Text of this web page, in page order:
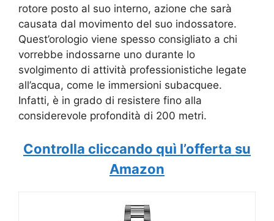
rotore posto al suo interno, azione che sarà
causata dal movimento del suo indossatore.
Quest’orologio viene spesso consigliato a chi
vorrebbe indossarne uno durante lo
svolgimento di attività professionistiche legate
all’acqua, come le immersioni subacquee.
Infatti, è in grado di resistere fino alla
considerevole profondità di 200 metri.
Controlla cliccando quì l’offerta su
Amazon